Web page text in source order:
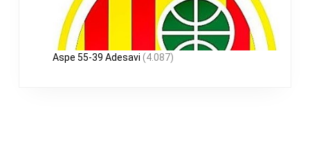
Aspe 55-39 Adesavi (4.087)